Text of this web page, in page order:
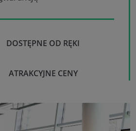
DOSTĘPNE OD RĘKI
ATRAKCYJNE CENY